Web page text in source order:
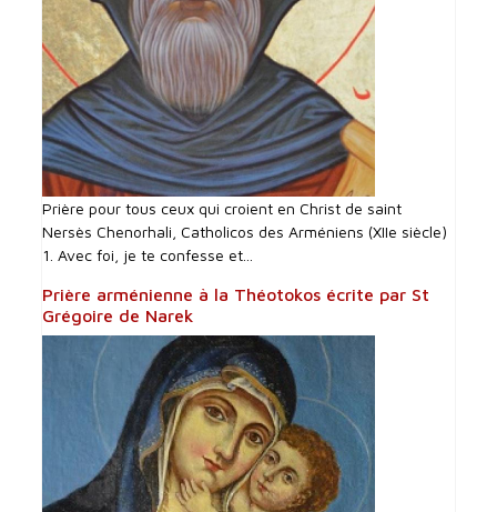
Prière pour tous ceux qui croient en Christ de saint
Nersès Chenorhali, Catholicos des Arméniens (XIIe siècle)
1. Avec foi, je te confesse et...
Prière arménienne à la Théotokos écrite par St
Grégoire de Narek